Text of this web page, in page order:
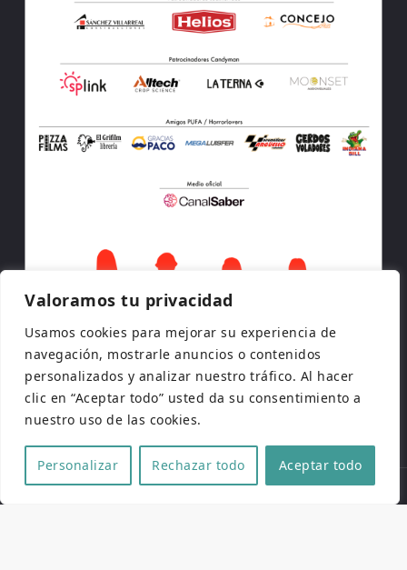
Valoramos tu privacidad
Usamos cookies para mejorar su experiencia de
navegación, mostrarle anuncios o contenidos
personalizados y analizar nuestro tráfico. Al hacer
clic en “Aceptar todo” usted da su consentimiento a
nuestro uso de las cookies.
Personalizar Rechazar todo Aceptar todo